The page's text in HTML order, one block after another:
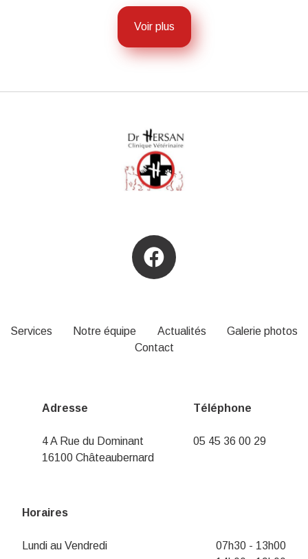
Voir plus
Services Notre équipe Actualités
Galerie photos
Contact
Adresse
4 A Rue du Dominant
16100 Châteaubernard
Téléphone
05 45 36 00 29
Horaires
Lundi au Vendredi
07h30 - 13h00